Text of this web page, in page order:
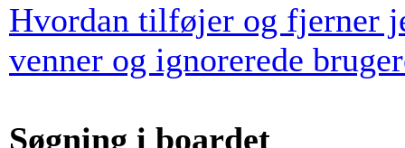
Hvordan tilføjer og fjerner
venner og ignorerede
Søgning i boardet